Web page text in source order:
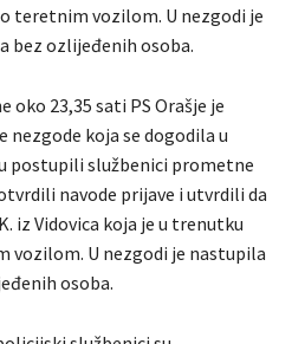
teretnim vozilom. U nezgodi je
bez ozlijeđenih osoba.
oko 23,35 sati PS Orašje je
koja se dogodila u
postupili službenici prometne
navode prijave i utvrdili da
iz Vidovica koja je u trenutku
vozilom. U nezgodi je nastupila
osoba.